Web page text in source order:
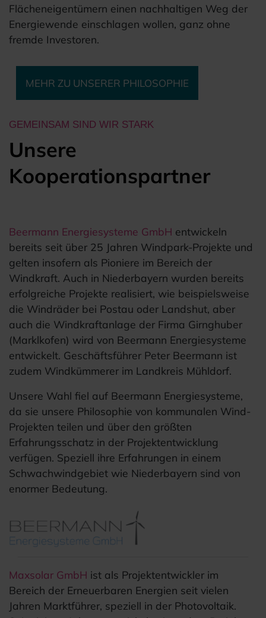
Flächeneigentümern einen nachhaltigen Weg der
Energiewende einschlagen wollen, ganz ohne
fremde Investoren.
MEHR ZU UNSERER PHILOSOPHIE
GEMEINSAM SIND WIR STARK
Unsere
Kooperationspartner
Beermann Energiesysteme GmbH entwickeln
bereits seit über 25 Jahren Windpark-Projekte und
gelten insofern als Pioniere im Bereich der
Windkraft. Auch in Niederbayern wurden bereits
erfolgreiche Projekte realisiert, wie beispielsweise
die Windräder bei Postau oder Landshut, aber
auch die Windkraftanlage der Firma Girnghuber
(Marklkofen) wird von Beermann Energiesysteme
entwickelt. Geschäftsführer Peter Beermann ist
zudem Windkümmerer im Landkreis Mühldorf.
Unsere Wahl fiel auf Beermann Energiesysteme,
da sie unsere Philosophie von kommunalen Wind-
Projekten teilen und über den größten
Erfahrungsschatz in der Projektentwicklung
verfügen. Speziell ihre Erfahrungen in einem
Schwachwindgebiet wie Niederbayern sind von
enormer Bedeutung.
Maxsolar GmbH ist als Projektentwickler im
Bereich der Erneuerbaren Energien seit vielen
Jahren Marktführer, speziell in der Photovoltaik.